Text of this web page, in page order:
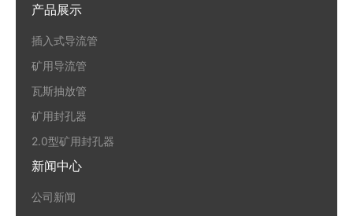
产品展示
插入式导流管
矿用导流管
瓦斯抽放管
矿用封孔器
2.0型矿用封孔器
新闻中心
公司新闻